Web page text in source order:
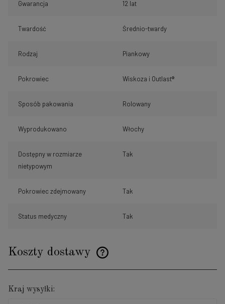
Gwarancja 12 lat
Twardość Średnio-twardy
Rodzaj Piankowy
Pokrowiec Wiskoza i Outlast®
Sposób pakowania Rolowany
Wyprodukowano Włochy
Dostępny w rozmiarze
nietypowym
Tak
Pokrowiec zdejmowany Tak
Status medyczny Tak
Koszty dostawy
Cena nie zawiera ewentualnych kosztów płatności
Kraj wysyłki: